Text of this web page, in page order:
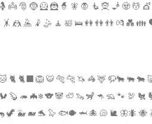
👼 🎅 🤶 🦸 🦹 🧙 🧚 🧛 🧜 🧝 🧞 🧟 💆 💇
🤼 🤽 🤾 🤹 🧘 🛀 🛌 👭 👫 👬 💏 💑 👪
🐈 🐈‍⬛ 🦁 🐯 🐅 🐆 🦄 🦓 🦌 🦬🐂 🐃 🐄
🦫 🦔 🦇‍❄ 🐨 🐼 🦥 🦦 🦨 🦘 🦡 🐾 🦃 🐔
🦖 🐳 🐋 🐬 🦭 🐟🐡 🦈 🐙 🐚 🐌 🦋🐜